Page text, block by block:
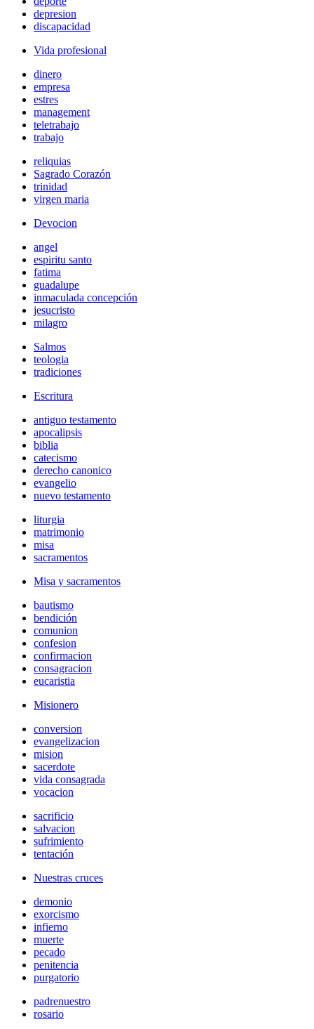
depresion
discapacidad
Vida profesional
dinero
empresa
estres
management
teletrabajo
trabajo
reliquias
Sagrado Corazón
trinidad
virgen maria
Devocion
angel
espiritu santo
fatima
guadalupe
inmaculada concepción
jesucristo
milagro
Salmos
teologia
tradiciones
Escritura
antiguo testamento
apocalipsis
biblia
catecismo
derecho canonico
evangelio
nuevo testamento
liturgia
matrimonio
misa
sacramentos
Misa y sacramentos
bautismo
bendición
comunion
confesion
confirmacion
consagracion
eucaristia
Misionero
conversion
evangelizacion
mision
sacerdote
vida consagrada
vocacion
sacrificio
salvacion
sufrimiento
tentación
Nuestras cruces
demonio
exorcismo
infierno
muerte
pecado
penitencia
purgatorio
padrenuestro
rosario